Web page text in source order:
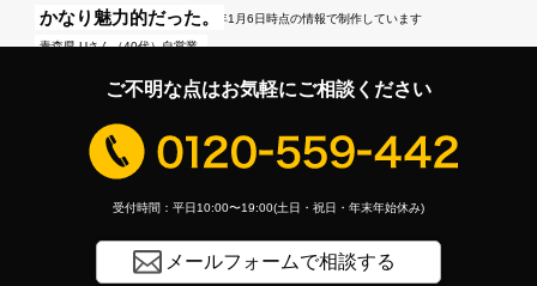
正直、驚きましたね。
埼玉県 Mさん（20代）大工
かなり魅力的だった。
青森県 Uさん（40代）自営業
※この記事は2026年1月6日時点の情報で制作しています
ご不明な点はお気軽にご相談ください
受付時間：平日10:00〜19:00(土日・祝日・年末年始休み)
メールフォームで相談する